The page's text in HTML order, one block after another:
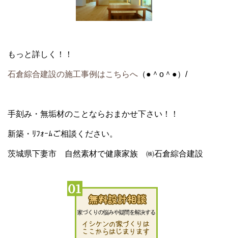
もっと詳しく！！
石倉綜合建設の施工事例はこちらへ （●＾o＾●）/
手刻み・無垢材のことならおまかせ下さい！！
新築・ﾘﾌｫｰﾑご相談ください。
茨城県下妻市 自然素材で健康家族 ㈱石倉綜合建設